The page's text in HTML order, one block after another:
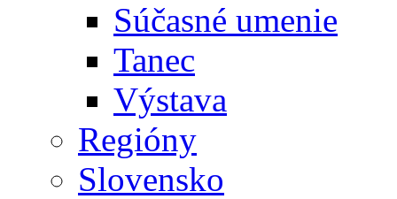
Súčasné umenie
Tanec
Výstava
Regióny
Slovensko